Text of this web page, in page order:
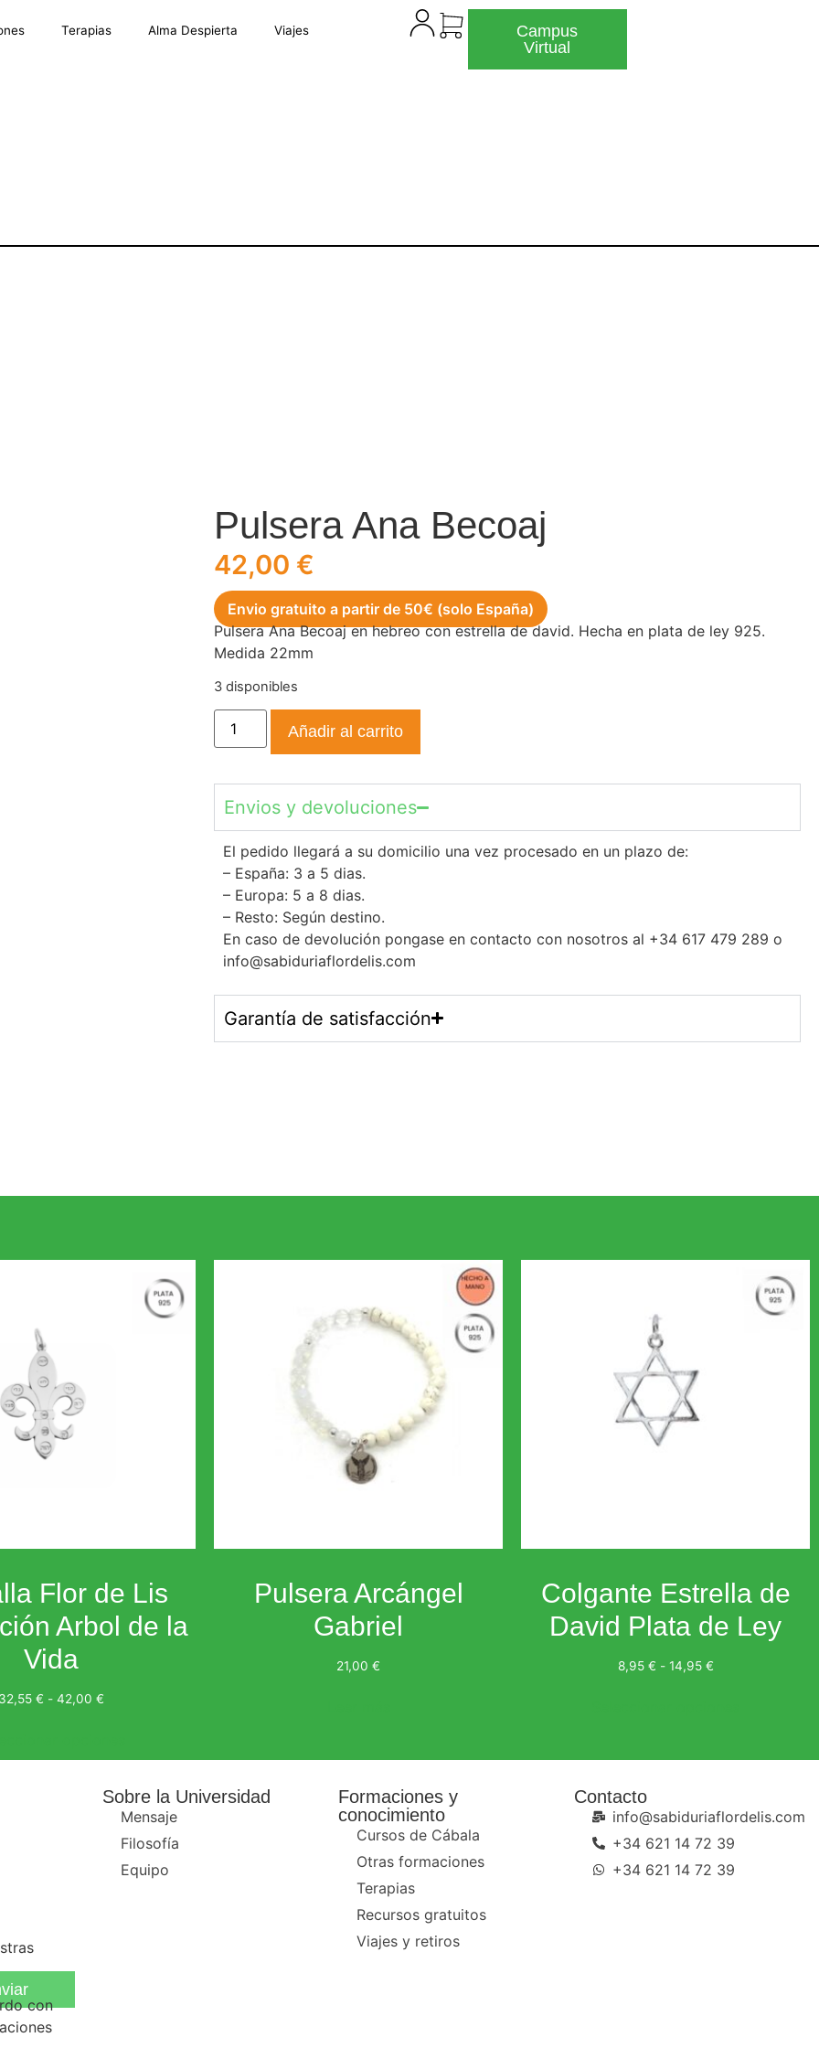
Terapias Alma Despierta Viajes
Campus
Virtual
Pulsera Ana Becoaj
42,00 €
Envio gratuito a partir de 50€ (solo España)
Pulsera Ana Becoaj en hebreo con estrella de david. Hecha en plata de ley 925.
Medida 22mm
3 disponibles
Añadir al carrito
Envios y devoluciones
El pedido llegará a su domicilio una vez procesado en un plazo de:
– España: 3 a 5 dias.
– Europa: 5 a 8 dias.
– Resto: Según destino.
En caso de devolución pongase en contacto con nosotros al +34 617 479 289 o
info@sabiduriaflordelis.com
Garantía de satisfacción
Flor de Lis
Arbol de la
Vida
32,55 € - 42,00 €
Pulsera Arcángel
Gabriel
21,00 €
Colgante Estrella de
David Plata de Ley
8,95 € - 14,95 €
con
Sobre la Universidad
Mensaje
Filosofía
Equipo
Formaciones y
conocimiento
Cursos de Cábala
Otras formaciones
Terapias
Recursos gratuitos
Viajes y retiros
Contacto
info@sabiduriaflordelis.com
+34 621 14 72 39
+34 621 14 72 39